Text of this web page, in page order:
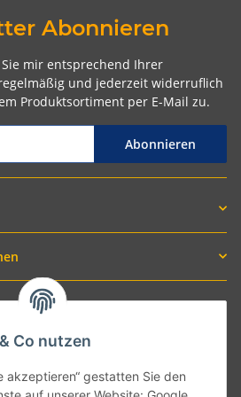
Abonnieren
mir entsprechend Ihrer
und jederzeit widerruflich
Produktsortiment per E-Mail zu.
Abonnieren
Co nutzen
akzeptieren“ gestatten Sie den